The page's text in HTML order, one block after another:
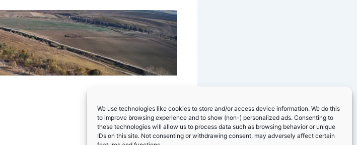
We use technologies like cookies to store and/or access device information. We do this
to improve browsing experience and to show (non-) personalized ads. Consenting to
these technologies will allow us to process data such as browsing behavior or unique
IDs on this site. Not consenting or withdrawing consent, may adversely affect certain